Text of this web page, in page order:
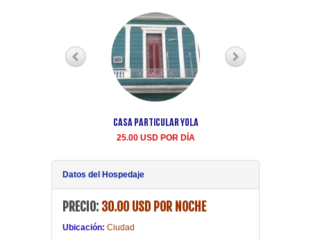
Casa Particular Yola
25.00 USD POR DÍA
Datos del Hospedaje
PRECIO: 30.00 USD POR NOCHE
Ubicación: Ciudad